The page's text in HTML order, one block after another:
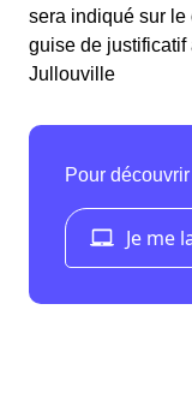
sera indiqué sur le
guise de justificatif
Jullouville